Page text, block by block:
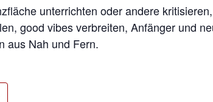
unterrichten oder andere
good vibes verbreiten, Anfänger und
aus Nah und Fern.